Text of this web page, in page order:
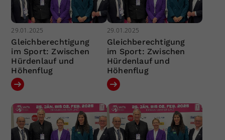
29.01.2025
Gleichberechtigung
im Sport: Zwischen
Hürdenlauf und
Höhenflug
29.01.2025
Gleichberechtigung
im Sport: Zwischen
Hürdenlauf und
Höhenflug